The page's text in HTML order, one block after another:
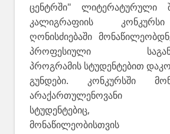
ცენტრში" ლიტერატურული
კალიგრაფიის
ღონისძიებაში
პროფესიული
პროგრამის სტუდენტებით
გუნდები. კონკურსში
არაქართულენოვანი
სტუდენტებიც,
მონაწილეობისთვის